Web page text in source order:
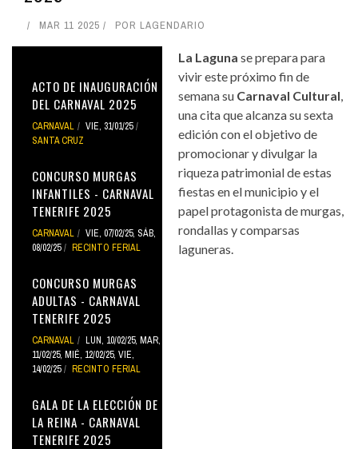
MAR 11 2025 POR LAGENDARIO
ACTO DE INAUGURACIÓN
DEL CARNAVAL 2025
CARNAVAL
VIE, 31/01/25
SANTA CRUZ
CONCURSO MURGAS
INFANTILES - CARNAVAL
TENERIFE 2025
CARNAVAL VIE, 07/02/25, SÁB,
08/02/25
RECINTO FERIAL
CONCURSO MURGAS
ADULTAS - CARNAVAL
TENERIFE 2025
CARNAVAL LUN, 10/02/25, MAR,
11/02/25, MIÉ, 12/02/25, VIE,
14/02/25
RECINTO FERIAL
GALA DE LA ELECCIÓN DE
LA REINA - CARNAVAL
TENERIFE 2025
La Lagunase prepara para
vivir este próximo fin de
semana su Carnaval Cultural,
una cita que alcanza su sexta
edición con el objetivo de
promocionar y divulgar la
riqueza patrimonial de estas
fiestas en el municipio y el
papel protagonista de murgas,
rondallas y comparsas
laguneras.